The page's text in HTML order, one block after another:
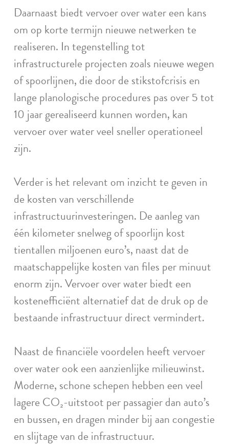
Daarnaast biedt vervoer over water een kans
om op korte termijn nieuwe netwerken te
realiseren. In tegenstelling tot
infrastructurele projecten zoals nieuwe wegen
of spoorlijnen, die door de stikstofcrisis en
lange planologische procedures pas over 5 tot
10 jaar gerealiseerd kunnen worden, kan
vervoer over water veel sneller operationeel
zijn.
Verder is het relevant om inzicht te geven in
de kosten van verschillende
infrastructuurinvesteringen. De aanleg van
één kilometer snelweg of spoorlijn kost
tientallen miljoenen euro’s, naast dat de
maatschappelijke kosten van files per minuut
enorm zijn. Vervoer over water biedt een
kostenefficiënt alternatief dat de druk op de
bestaande infrastructuur direct vermindert.
Naast de financiële voordelen heeft vervoer
over water ook een aanzienlijke milieuwinst.
Moderne, schone schepen hebben een veel
lagere CO₂-uitstoot per passagier dan auto’s
en bussen, en dragen minder bij aan congestie
en slijtage van de infrastructuur.